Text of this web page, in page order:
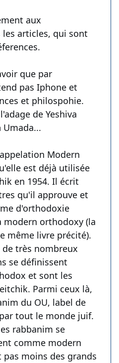
aux
articles, qui sont
que par
pas Iphone et
et philospohie.
de Yeshiva
Umada...
Modern
est déjà utilisée
en 1954. Il écrit
qu'il approuve et
d'orthodoxie
modern orthodoxy (la
même livre précité).
de très nombreux
se définissent
et sont les
Parmi ceux là,
du OU, label de
tout le monde juif.
rabbanim se
comme modern
moins des grands